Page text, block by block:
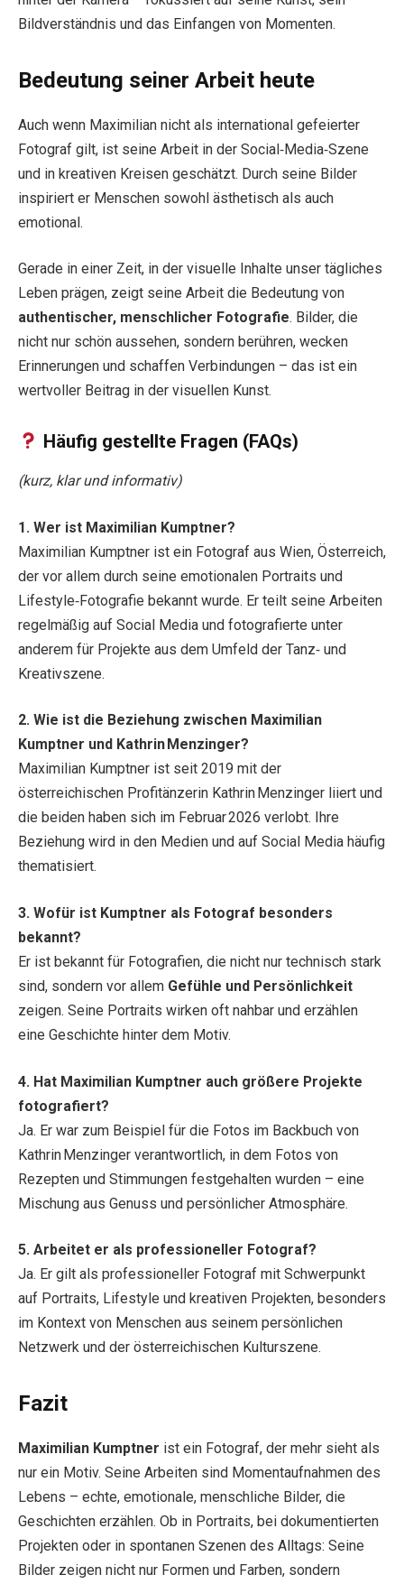
Bildverständnis und das Einfangen von Momenten.
Bedeutung seiner Arbeit heute
Auch wenn Maximilian nicht als international gefeierter
Fotograf gilt, ist seine Arbeit in der Social‑Media‑Szene
und in kreativen Kreisen geschätzt. Durch seine Bilder
inspiriert er Menschen sowohl ästhetisch als auch
emotional.
Gerade in einer Zeit, in der visuelle Inhalte unser tägliches
Leben prägen, zeigt seine Arbeit die Bedeutung von
authentischer, menschlicher Fotografie. Bilder, die
nicht nur schön aussehen, sondern berühren, wecken
Erinnerungen und schaffen Verbindungen – das ist ein
wertvoller Beitrag in der visuellen Kunst.
Häufig gestellte Fragen (FAQs)
(kurz, klar und informativ)
1. Wer ist Maximilian Kumptner?
Maximilian Kumptner ist ein Fotograf aus Wien, Österreich,
der vor allem durch seine emotionalen Portraits und
Lifestyle‑Fotografie bekannt wurde. Er teilt seine Arbeiten
regelmäßig auf Social Media und fotografierte unter
anderem für Projekte aus dem Umfeld der Tanz‑ und
Kreativszene.
2. Wie ist die Beziehung zwischen Maximilian
Kumptner und Kathrin Menzinger?
Maximilian Kumptner ist seit 2019 mit der
österreichischen Profitänzerin Kathrin Menzinger liiert und
die beiden haben sich im Februar 2026 verlobt. Ihre
Beziehung wird in den Medien und auf Social Media häufig
thematisiert.
3. Wofür ist Kumptner als Fotograf besonders
bekannt?
Er ist bekannt für Fotografien, die nicht nur technisch stark
sind, sondern vor allem Gefühle und Persönlichkeit
zeigen. Seine Portraits wirken oft nahbar und erzählen
eine Geschichte hinter dem Motiv.
4. Hat Maximilian Kumptner auch größere Projekte
fotografiert?
Ja. Er war zum Beispiel für die Fotos im Backbuch von
Kathrin Menzinger verantwortlich, in dem Fotos von
Rezepten und Stimmungen festgehalten wurden – eine
Mischung aus Genuss und persönlicher Atmosphäre.
5. Arbeitet er als professioneller Fotograf?
Ja. Er gilt als professioneller Fotograf mit Schwerpunkt
auf Portraits, Lifestyle und kreativen Projekten, besonders
im Kontext von Menschen aus seinem persönlichen
Netzwerk und der österreichischen Kulturszene.
Fazit
Maximilian Kumptner ist ein Fotograf, der mehr sieht als
nur ein Motiv. Seine Arbeiten sind Momentaufnahmen des
Lebens – echte, emotionale, menschliche Bilder, die
Geschichten erzählen. Ob in Portraits, bei dokumentierten
Projekten oder in spontanen Szenen des Alltags: Seine
Bilder zeigen nicht nur Formen und Farben, sondern